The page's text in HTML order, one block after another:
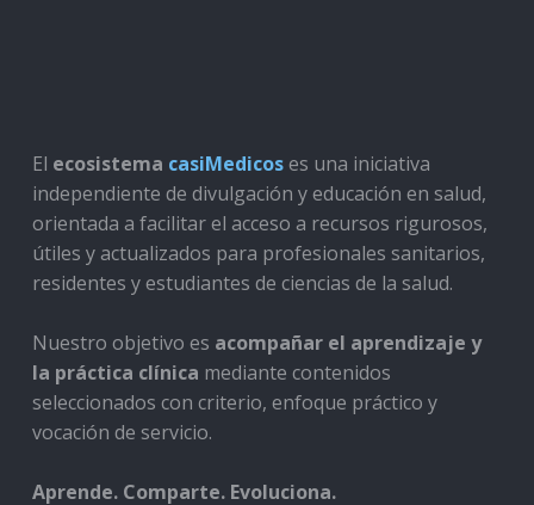
El ecosistema casiMedicoses una iniciativa
independiente de divulgación y educación en salud,
orientada a facilitar el acceso a recursos rigurosos,
útiles y actualizados para profesionales sanitarios,
residentes y estudiantes de ciencias de la salud.
Nuestro objetivo es acompañar el aprendizaje y
la práctica clínica mediante contenidos
seleccionados con criterio, enfoque práctico y
vocación de servicio.
Aprende. Comparte. Evoluciona.